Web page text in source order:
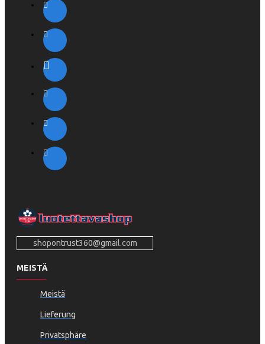
shopontrust360@gmail.com
MEISTÄ
Meistä
Lieferung
Privatsphäre